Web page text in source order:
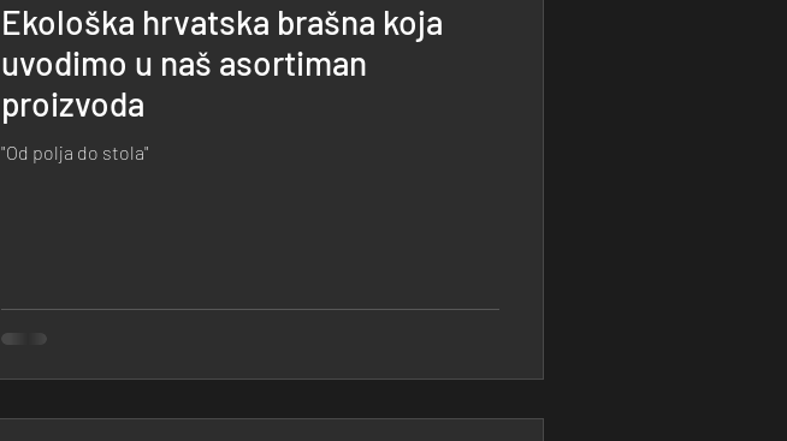
Ekološka hrvatska brašna koja
uvodimo u naš asortiman
proizvoda
"Od polja do stola"